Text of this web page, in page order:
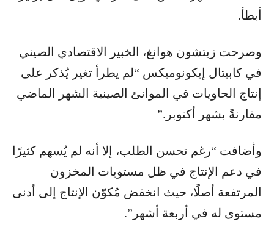
أبطأ.
وصرحت زيتشون هوانغ، الخبير الاقتصادي الصيني
في كابيتال إيكونوميكس “لم يطرأ تغير يُذكر على
إنتاج الحاويات في الموانئ الصينية الشهر الماضي
مقارنةً بشهر أكتوبر.”
وأضافت “رغم تحسن الطلب، إلا أنه لم يُسهم كثيرًا
في دعم الإنتاج في ظل مستويات المخزون
المرتفعة أصلًا، حيث انخفض مُكوّن الإنتاج إلى أدنى
مستوى له في أربعة أشهر”.